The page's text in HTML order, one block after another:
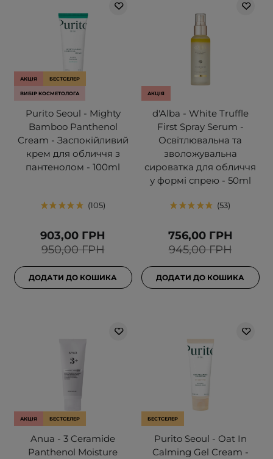
АКЦІЯ БЕСТСЕЛЕР
ВИБІР КОСМЕТОЛОГА
Purito Seoul - Mighty
Bamboo Panthenol
Cream - Заспокійливий
крем для обличчя з
пантенолом - 100ml
105
950,00 ГРН
903,00 ГРН
ДОДАТИ ДО КОШИКА
АКЦІЯ
d'Alba - White Truffle
First Spray Serum -
Освітлювальна та
зволожувальна
сироватка для обличчя
у формі спрею - 50ml
53
945,00 ГРН
756,00 ГРН
ДОДАТИ ДО КОШИКА
АКЦІЯ БЕСТСЕЛЕР
Anua - 3 Ceramide
Panthenol Moisture
БЕСТСЕЛЕР
Purito Seoul - Oat In
Calming Gel Cream -